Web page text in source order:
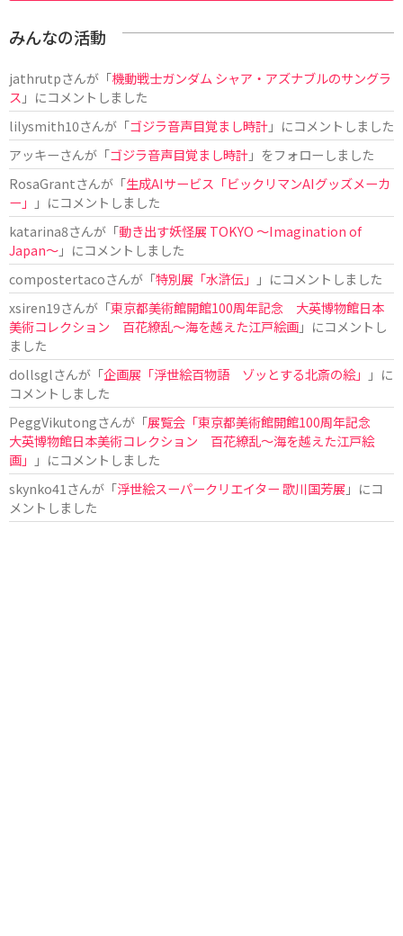
みんなの活動
jathrutpさんが「機動戦士ガンダム シャア・アズナブルのサングラ
ス 」にコメントしました
lilysmith10さんが「ゴジラ音声目覚まし時計」にコメントしました
アッキーさんが「ゴジラ音声目覚まし時計」をフォローしました
RosaGrantさんが「生成AIサービス「ビックリマンAIグッズメーカ
ー」
」にコメントしました
katarina8さんが「動き出す妖怪展 TOKYO 〜Imagination of
Japan〜」にコメントしました
compostertacoさんが「特別展「水滸伝」
」にコメントしました
xsiren19さんが「東京都美術館開館100周年記念 大英博物館日本
美術コレクション 百花繚乱～海を越えた江戸絵画」にコメントし
ました
dollsglさんが「企画展「浮世絵百物語 ゾッとする北斎の絵」
」に
コメントしました
PeggVikutongさんが「展覧会「東京都美術館開館100周年記念
大英博物館日本美術コレクション 百花繚乱〜海を越えた江戸絵
画」
」にコメントしました
skynko41さんが「浮世絵スーパークリエイター 歌川国芳展 」にコ
メントしました